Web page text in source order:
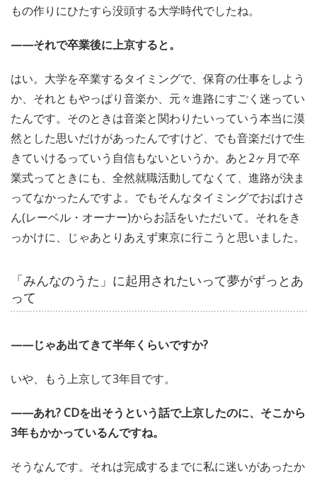
もの作りにひたすら没頭する大学時代でしたね。
——それで卒業後に上京すると。
はい。大学を卒業するタイミングで、保育の仕事をしよう
か、それともやっぱり音楽か、元々進路にすごく迷ってい
たんです。そのときは音楽と関わりたいっていう本当に漠
然とした思いだけがあったんですけど、でも音楽だけで生
きていけるっていう自信もないというか。あと2ヶ月で卒
業式ってときにも、全然就職活動してなくて、進路が決ま
ってなかったんですよ。でもそんなタイミングでおばけさ
ん(レーベル・オーナー)からお話をいただいて。それをき
っかけに、じゃあとりあえず東京に行こうと思いました。
「みんなのうた」に起用されたいって夢がずっとあ
って
——じゃあ出てきて半年くらいですか?
いや、もう上京して3年目です。
——あれ? CDを出そうという話で上京したのに、そこから
3年もかかっているんですね。
そうなんです。それは完成するまでに私に迷いがあったか